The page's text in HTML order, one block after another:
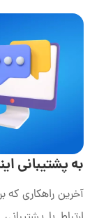
به پشتیبانی
آخرین راهکاری که